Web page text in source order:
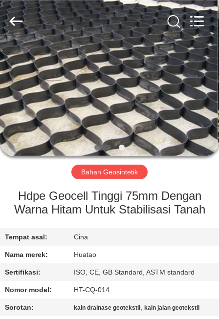
RUMAH
PRODUK
TENTANG
KAMI
TUR
KONTROL
HUBUNGI
KAMI
HUATAO
LOVER
LTD.
All
Rights
Reserved.
Bahan Geosintetik
Hdpe Geocell Tinggi 75mm Dengan
Warna Hitam Untuk Stabilisasi Tanah
Tempat asal: Cina
Nama merek: Huatao
Sertifikasi: ISO, CE, GB Standard, ASTM standard
Nomor model: HT-CQ-014
Sorotan: kain drainase geotekstil ,kain jalan geotekstil